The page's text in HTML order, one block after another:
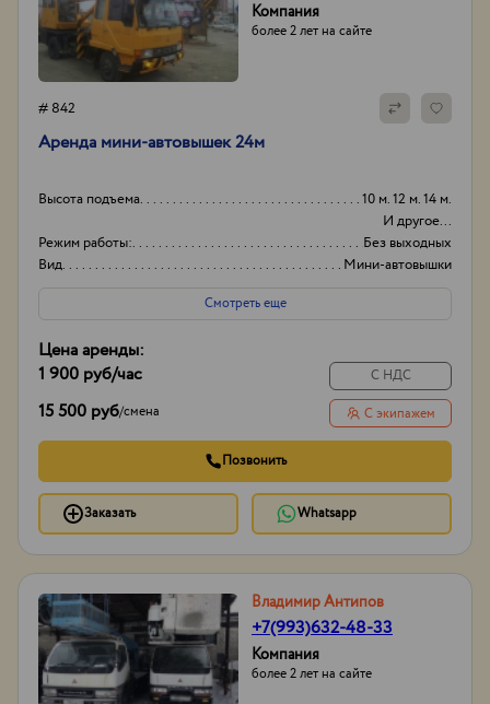
Компания
более 2 лет на сайте
# 842
Аренда мини-автовышек 24м
Высота подъема
10 м. 12 м. 14 м.
И другое...
Режим работы:
Без выходных
Вид
Мини-автовышки
Высота вышки
24
Смотреть еще
Цена аренды:
1 900 руб/час
15 500 руб/смена
С НДС
С экипажем
Позвонить
Заказать Whatsapp
Владимир Антипов
+7(993)632-48-33
Компания
более 2 лет на сайте